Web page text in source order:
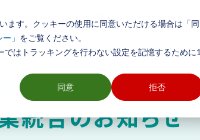
ます。クッキーの使用に同意いただける場合は「同
」 をご覧ください。
はトラッキングを行わない設定を記憶するために1
同意 拒否
製品とサービス 導入事例 活用方法